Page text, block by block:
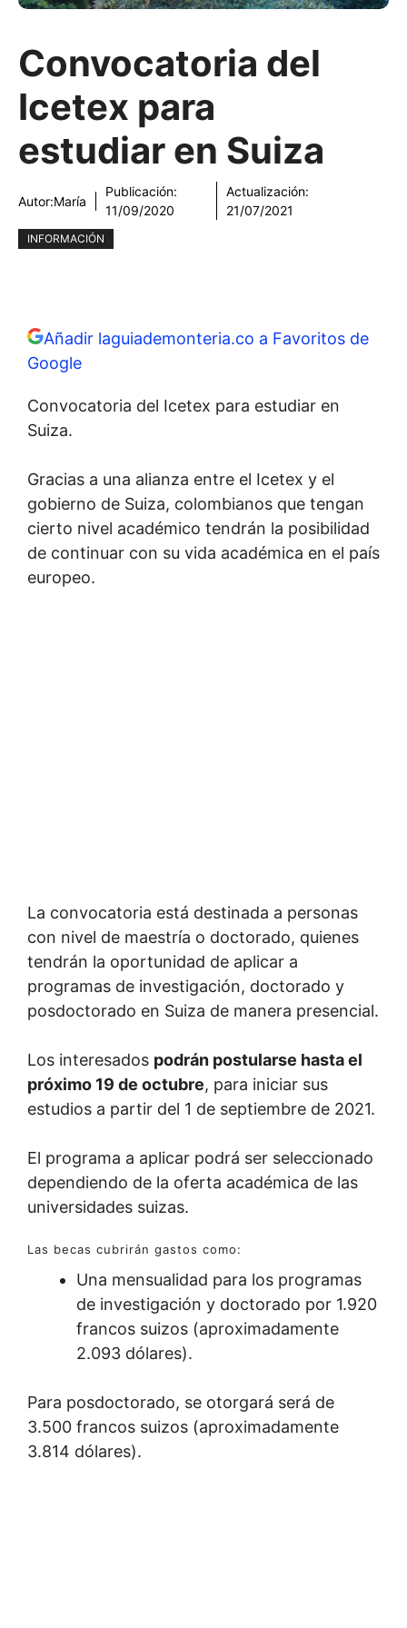
Convocatoria del
Icetex para
estudiar en Suiza
Autor:María
Publicación:
11/09/2020
Actualización:
21/07/2021
INFORMACIÓN
Añadir laguiademonteria.co a Favoritos de
Google
Convocatoria del Icetex para estudiar en
Suiza.
Gracias a una alianza entre el Icetex y el
gobierno de Suiza, colombianos que tengan
cierto nivel académico tendrán la posibilidad
de continuar con su vida académica en el país
europeo.
La convocatoria está destinada a personas
con nivel de maestría o doctorado, quienes
tendrán la oportunidad de aplicar a
programas de investigación, doctorado y
posdoctorado en Suiza de manera presencial.
Los interesados podrán postularse hasta el
próximo 19 de octubre, para iniciar sus
estudios a partir del 1 de septiembre de 2021.
El programa a aplicar podrá ser seleccionado
dependiendo de la oferta académica de las
universidades suizas.
Las becas cubrirán gastos como:
Una mensualidad para los programas
de investigación y doctorado por 1.920
francos suizos (aproximadamente
2.093 dólares).
Para posdoctorado, se otorgará será de
3.500 francos suizos (aproximadamente
3.814 dólares).